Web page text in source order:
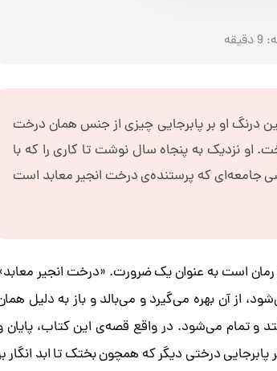
9دقیقه
درنگ او بر پابرجایی چیزی از جنس‌‌ همان درخت
نزدیک به پنجاه سال نوشت تا کاری را که با
کرده بود، با رفتار‌شناسی جامعه‌ای که پرستنده‌ی درخت انجیر معابد است
رمان است به عنوان یک ضرورت. «درخت انجیر
از آن بهره می‌گیرد و می‌بالد و باز به دلیل‌‌
و تمام می‌شود. در واقع قصه‌ی این کتاب، پایان
درختی دیگر که همچون بختک تا ابد انگار